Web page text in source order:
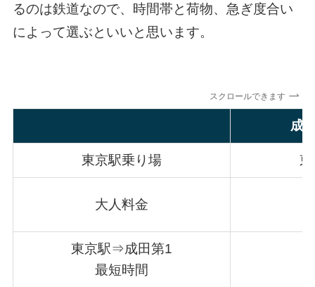
るのは鉄道なので、時間帯と荷物、急ぎ度合い
によって選ぶといいと思います。
スクロールできます
成
東京駅乗り場
大人料金
東京駅⇒成田第1
最短時間